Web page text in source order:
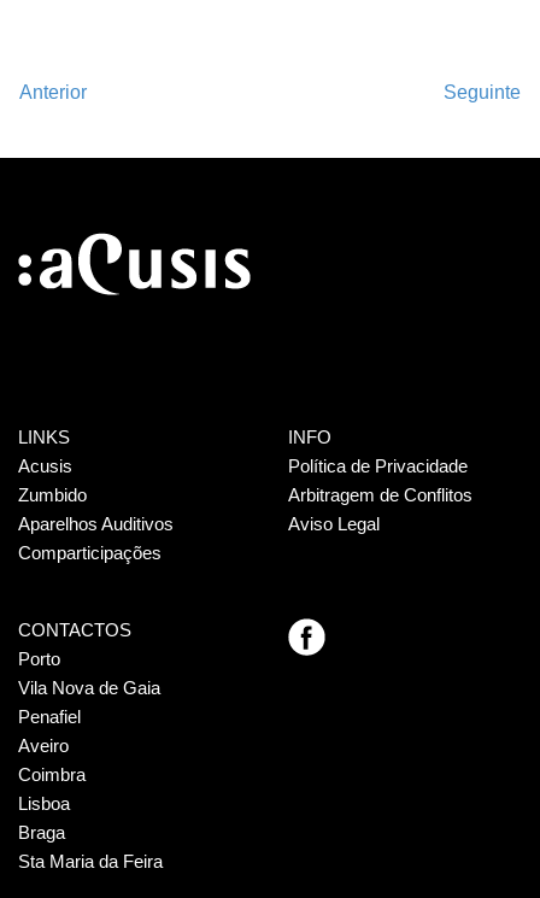
Anterior Seguinte
LINKS
Acusis
Zumbido
Aparelhos Auditivos
Comparticipações
INFO
Política de Privacidade
Arbitragem de Conflitos
Aviso Legal
CONTACTOS
Porto
Vila Nova de Gaia
Penafiel
Aveiro
Coimbra
Lisboa
Braga
Sta Maria da Feira